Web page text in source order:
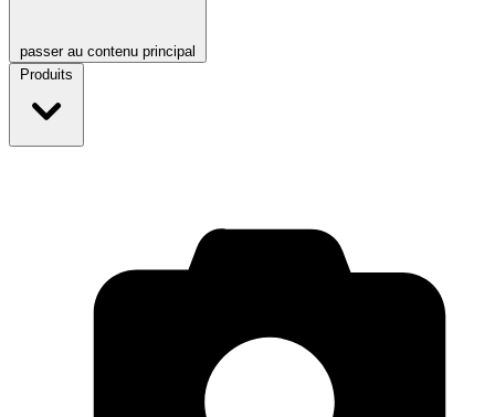
passer au contenu principal
Produits